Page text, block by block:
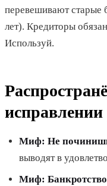
перевешивают старые
лет). Кредиторы
Используй.
исправлении
Миф: Не
выводят в
Миф: Банкротство